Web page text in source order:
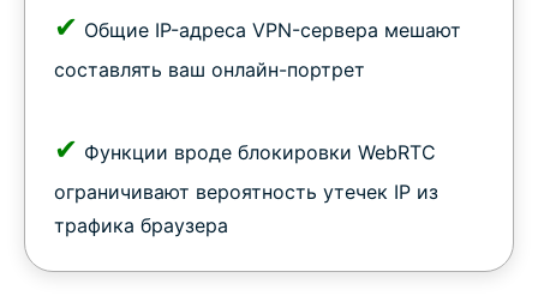
✔ Общие IP-адреса VPN-сервера мешают
составлять ваш онлайн-портрет
✔ Функции вроде блокировки WebRTC
ограничивают вероятность утечек IP из
трафика браузера